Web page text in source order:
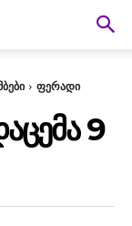
ფერადი
9